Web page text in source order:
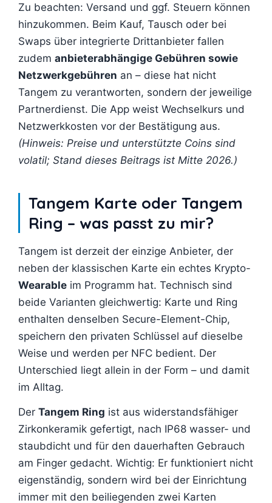
Zu beachten: Versand und ggf. Steuern können
hinzukommen. Beim Kauf, Tausch oder bei
Swaps über integrierte Drittanbieter fallen
zudem anbieterabhängige Gebühren sowie
Netzwerkgebühren an – diese hat nicht
Tangem zu verantworten, sondern der jeweilige
Partnerdienst. Die App weist Wechselkurs und
Netzwerkkosten vor der Bestätigung aus.
(Hinweis: Preise und unterstützte Coins sind
volatil; Stand dieses Beitrags ist Mitte 2026.)
Tangem Karte oder Tangem
Ring – was passt zu mir?
Tangem ist derzeit der einzige Anbieter, der
neben der klassischen Karte ein echtes Krypto-
Wearable im Programm hat. Technisch sind
beide Varianten gleichwertig: Karte und Ring
enthalten denselben Secure-Element-Chip,
speichern den privaten Schlüssel auf dieselbe
Weise und werden per NFC bedient. Der
Unterschied liegt allein in der Form – und damit
im Alltag.
Der Tangem Ring ist aus widerstandsfähiger
Zirkonkeramik gefertigt, nach IP68 wasser- und
staubdicht und für den dauerhaften Gebrauch
am Finger gedacht. Wichtig: Er funktioniert nicht
eigenständig, sondern wird bei der Einrichtung
immer mit den beiliegenden zwei Karten